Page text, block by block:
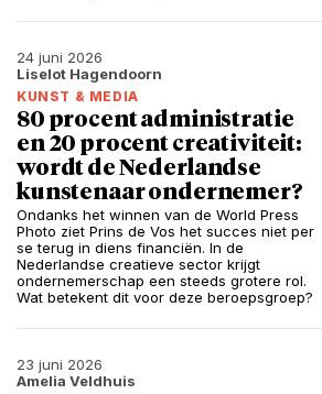
24 juni 2026
Liselot Hagendoorn
KUNST & MEDIA
80 procent administratie
en 20 procent creativiteit:
wordt de Nederlandse
kunstenaar ondernemer?
Ondanks het winnen van de World Press
Photo ziet Prins de Vos het succes niet per
se terug in diens financiën. In de
Nederlandse creatieve sector krijgt
ondernemerschap een steeds grotere rol.
Wat betekent dit voor deze beroepsgroep?
23 juni 2026
Amelia Veldhuis